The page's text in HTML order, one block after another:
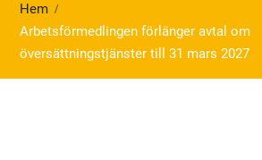
Hem
Arbetsförmedlingen förlänger avtal om
översättningstjänster till 31 mars 2027